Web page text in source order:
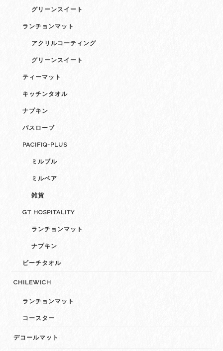
グリーンスイート
ランチョンマット
アクリルコーティング
グリーンスイート
ティーマット
キッチンタオル
ナプキン
バスローブ
PACIFIQ-PLUS
ミルブル
ミルベア
雑貨
GT HOSPITALITY
ランチョンマット
ナプキン
ビーチタオル
CHILEWICH
ランチョンマット
コースター
デコールマット